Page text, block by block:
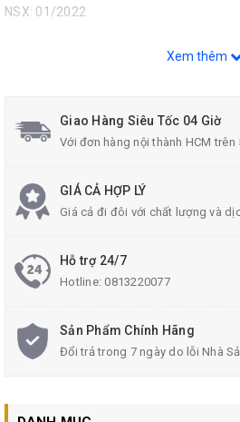
NSX: 01/2022
Email:
donghecuacha@gmail.com
Xem thêm
Giao Hàng Siêu Tốc 04 Giờ
Với đơn hàng nội thành HCM trên
GIÁ CẢ HỢP LÝ
Giá cả đi đôi với chất lượng và
Hỗ trợ 24/7
Hotline:0813220077
Sản Phẩm Chính Hãng
Đổi trả trong 7 ngày do lỗi Nhà